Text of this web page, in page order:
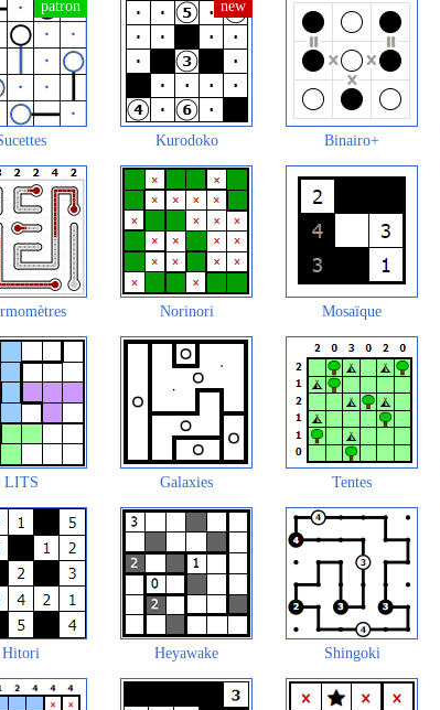
Kurodoko Binairo+
Norinori Mosaïque
LITS Galaxies Tentes
Hitori Heyawake Shingoki